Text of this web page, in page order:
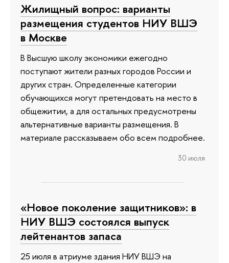
Жилищный вопрос: варианты
размещения студентов НИУ ВШЭ
в Москве
В Высшую школу экономики ежегодно
поступают жители разных городов России и
других стран. Определенные категории
обучающихся могут претендовать на место в
общежитии, а для остальных предусмотрены
альтернативные варианты размещения. В
материале рассказываем обо всем подробнее.
30 июля
«Новое поколение защитников»: в
НИУ ВШЭ состоялся выпуск
лейтенантов запаса
25 июля в атриуме здания НИУ ВШЭ на